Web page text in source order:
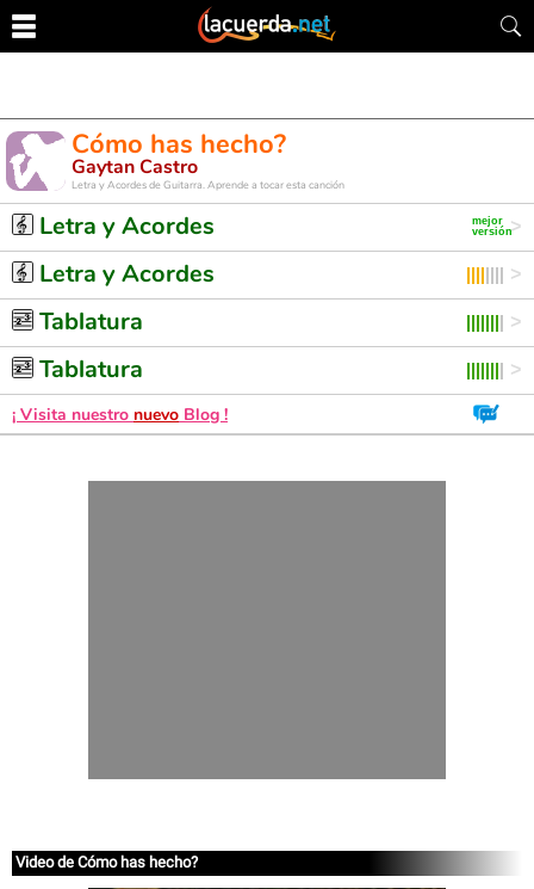
Cómo has hecho?
Gaytan Castro
Letra y Acordes de Guitarra. Aprende a tocar esta canción
Letra y Acordes
Letra y Acordes
Tablatura
Tablatura
¡ Visita nuestro nuevo Blog !
Video de Cómo has hecho?